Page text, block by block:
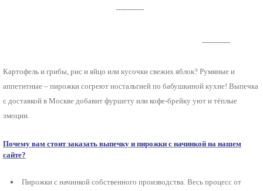
------------
Картофель и грибы, рис и яйцо или кусочки свежих яблок? Румяные и
аппетитные – пирожки согреют ностальгией по бабушкиной кухне! Выпечка
с доставкой в Москве добавит фуршету или кофе-брейку уют и тёплые
эмоции.
Почему вам стоит заказать выпечку и пирожки с начинкой на нашем
сайте?
Пирожки с начинкой собственного производства. Весь процесс от